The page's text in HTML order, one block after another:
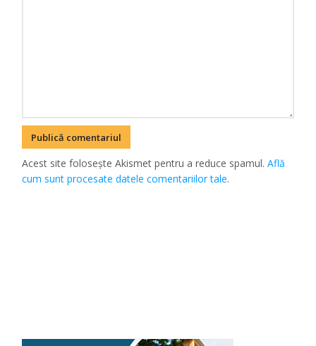
Acest site folosește Akismet pentru a reduce spamul.Află
cum sunt procesate datele comentariilor tale.